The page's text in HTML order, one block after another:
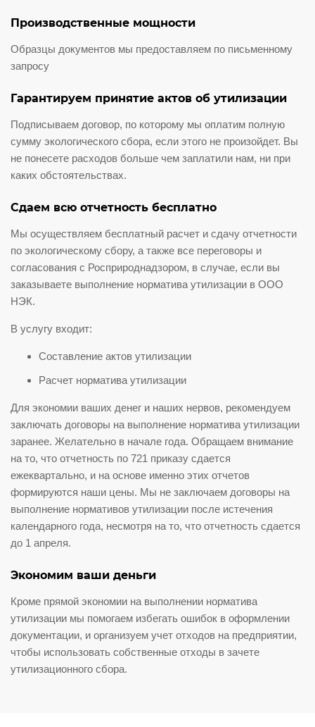
Производственные мощности
Образцы документов мы предоставляем по письменному
запросу
Гарантируем принятие актов об утилизации
Подписываем договор, по которому мы оплатим полную
сумму экологического сбора, если этого не произойдет. Вы
не понесете расходов больше чем заплатили нам, ни при
каких обстоятельствах.
Сдаем всю отчетность бесплатно
Мы осуществляем бесплатный расчет и сдачу отчетности
по экологическому сбору, а также все переговоры и
согласования с Росприроднадзором, в случае, если вы
заказываете выполнение норматива утилизации в ООО
НЭК.
В услугу входит:
Составление актов утилизации
Расчет норматива утилизации
Для экономии ваших денег и наших нервов, рекомендуем
заключать договоры на выполнение норматива утилизации
заранее. Желательно в начале года. Обращаем внимание
на то, что отчетность по 721 приказу сдается
ежеквартально, и на основе именно этих отчетов
формируются наши цены. Мы не заключаем договоры на
выполнение нормативов утилизации после истечения
календарного года, несмотря на то, что отчетность сдается
до 1 апреля.
Экономим ваши деньги
Кроме прямой экономии на выполнении норматива
утилизации мы помогаем избегать ошибок в оформлении
документации, и организуем учет отходов на предприятии,
чтобы использовать собственные отходы в зачете
утилизационного сбора.